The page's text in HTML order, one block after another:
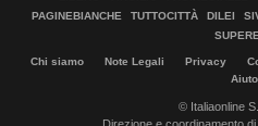
PAGINEBIANCHE
TUTTOCITTÀ DILEI
Chi siamo Note Legali Privacy
Aiuto
© Italiaonline
Direzione e coordinamento di